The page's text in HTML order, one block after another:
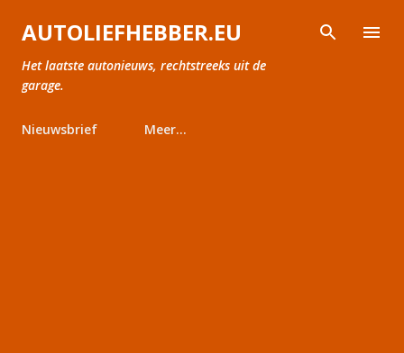
Doorgaan naar hoofdcontent
AUTOLIEFHEBBER.EU
Het laatste autonieuws, rechtstreeks uit de
garage.
Nieuwsbrief Meer…